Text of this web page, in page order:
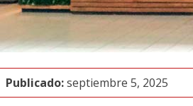
Publicado:septiembre 5, 2025